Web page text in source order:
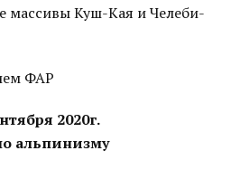
массивы Куш-Кая и Челеби-
ФАР
2020г.
альпинизму